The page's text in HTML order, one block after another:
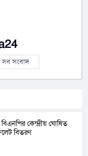
সংবাদ
কেন্দ্রীয় ঘোষিত
বিতরণ